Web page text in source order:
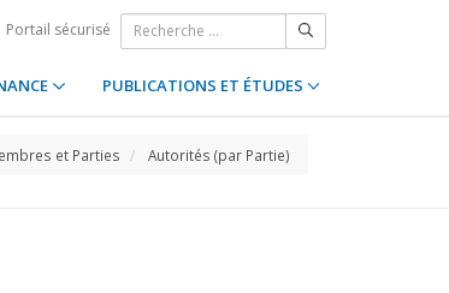
Portail sécurisé
PUBLICATIONS ET ÉTUDES
et Parties Autorités (par Partie)